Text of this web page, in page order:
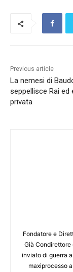
Previous article
La nemesi di
seppellisce Rai ed
privata
Fondatore e
Già Condirettore
inviato di guerra
maxiprocesso